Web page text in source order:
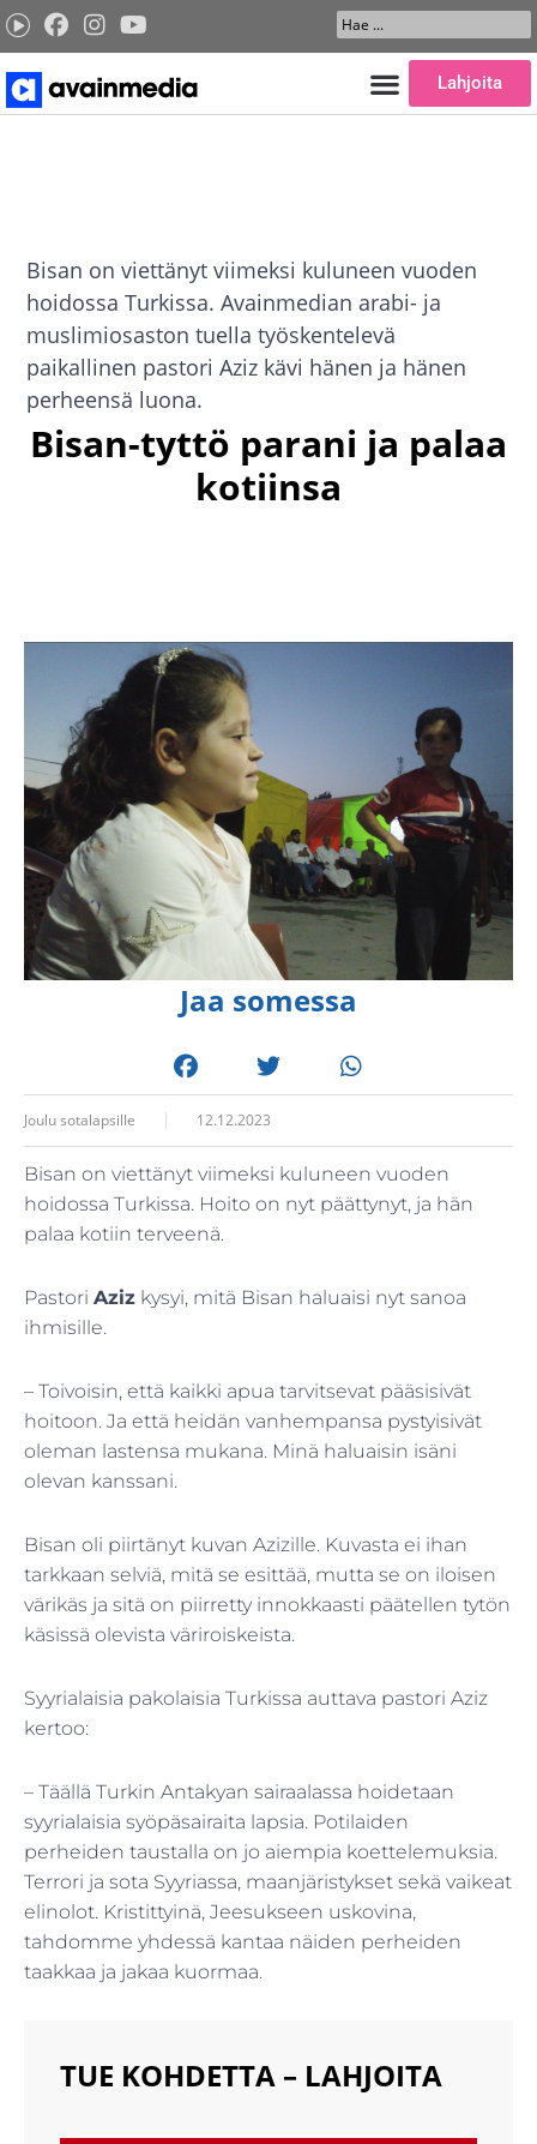
Siirry
sisältöön
Search
...
Lahjoita
Bisan on viettänyt viimeksi kuluneen vuoden
hoidossa Turkissa. Avainmedian arabi- ja
muslimiosaston tuella työskentelevä
paikallinen pastori Aziz kävi hänen ja hänen
perheensä luona.
Bisan-tyttö parani ja palaa
kotiinsa
Jaa somessa
Joulu sotalapsille 12.12.2023
Bisan on viettänyt viimeksi kuluneen vuoden
hoidossa Turkissa. Hoito on nyt päättynyt, ja hän
palaa kotiin terveenä.
Pastori Aziz kysyi, mitä Bisan haluaisi nyt sanoa
ihmisille.
– Toivoisin, että kaikki apua tarvitsevat pääsisivät
hoitoon. Ja että heidän vanhempansa pystyisivät
oleman lastensa mukana. Minä haluaisin isäni
olevan kanssani.
Bisan oli piirtänyt kuvan Azizille. Kuvasta ei ihan
tarkkaan selviä, mitä se esittää, mutta se on iloisen
värikäs ja sitä on piirretty innokkaasti päätellen tytön
käsissä olevista väriroiskeista.
Syyrialaisia pakolaisia Turkissa auttava pastori Aziz
kertoo:
– Täällä Turkin Antakyan sairaalassa hoidetaan
syyrialaisia syöpäsairaita lapsia. Potilaiden
perheiden taustalla on jo aiempia koettelemuksia.
Terrori ja sota Syyriassa, maanjäristykset sekä vaikeat
elinolot. Kristittyinä, Jeesukseen uskovina,
tahdomme yhdessä kantaa näiden perheiden
taakkaa ja jakaa kuormaa.
TUE KOHDETTA – LAHJOITA